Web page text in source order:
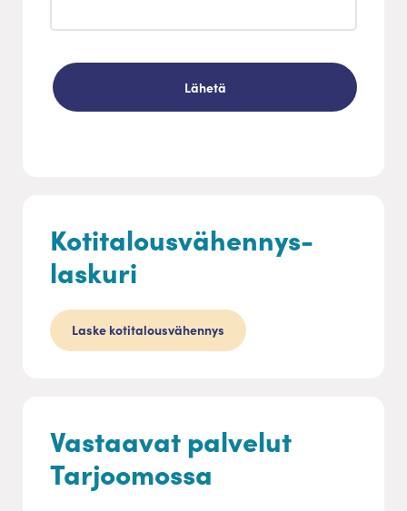
Vastaavat palvelut
Tarjoomossa
Kotitalousvähennys-
laskuri
Laske kotitalousvähennys